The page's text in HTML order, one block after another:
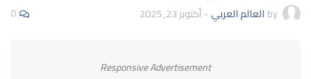
by العالم العربي-أكتوبر 23, 2025 0
Responsive Advertisement